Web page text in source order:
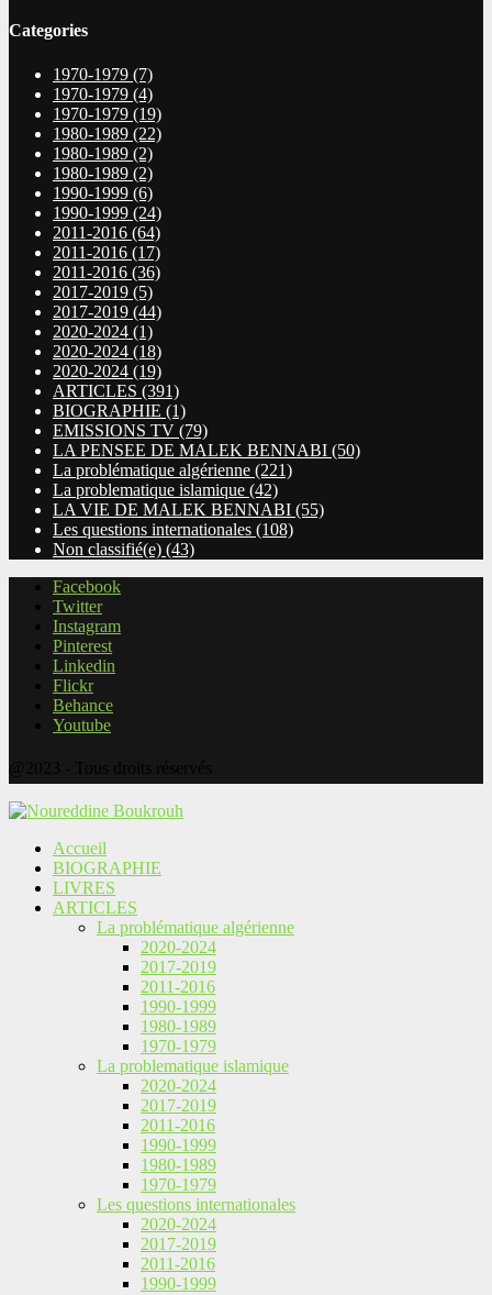
Categories
1970-1979 (7)
1970-1979 (4)
1970-1979 (19)
1980-1989 (22)
1980-1989 (2)
1980-1989 (2)
1990-1999 (6)
1990-1999 (24)
2011-2016 (64)
2011-2016 (17)
2011-2016 (36)
2017-2019 (5)
2017-2019 (44)
2020-2024 (1)
2020-2024 (18)
2020-2024 (19)
ARTICLES (391)
BIOGRAPHIE (1)
EMISSIONS TV (79)
LA PENSEE DE MALEK BENNABI (50)
La problématique algérienne (221)
La problematique islamique (42)
LA VIE DE MALEK BENNABI (55)
Les questions internationales (108)
Non classifié(e) (43)
Facebook
Twitter
Instagram
Pinterest
Linkedin
Flickr
Behance
Youtube
Accueil
BIOGRAPHIE
LIVRES
ARTICLES
La problématique algérienne
2020-2024
2017-2019
2011-2016
1990-1999
1980-1989
1970-1979
La problematique islamique
2020-2024
2017-2019
2011-2016
1990-1999
1980-1989
1970-1979
Les questions internationales
2020-2024
2017-2019
2011-2016
1990-1999